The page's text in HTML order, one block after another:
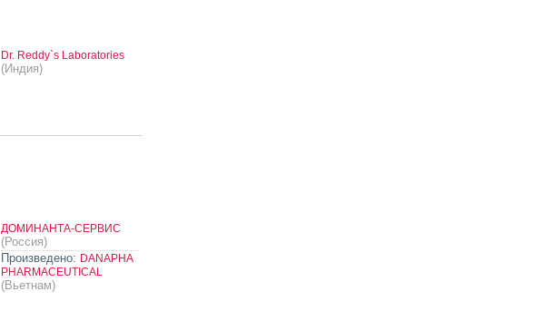
Dr. Reddy`s Laboratories
(Индия)
ДОМИНАНТА-СЕРВИС
(Россия)
Произведено: DANAPHA
PHARMACEUTICAL
(Вьетнам)